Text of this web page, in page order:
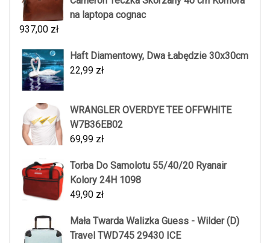
na laptopa cognac
937,00 zł
Haft Diamentowy, Dwa Łabędzie 30x30cm
22,99 zł
WRANGLER OVERDYE TEE OFFWHITE
W7B36EB02
69,99 zł
Torba Do Samolotu 55/40/20 Ryanair
Kolory 24H 1098
49,90 zł
Mała Twarda Walizka Guess - Wilder (D)
Travel TWD745 29430 ICE